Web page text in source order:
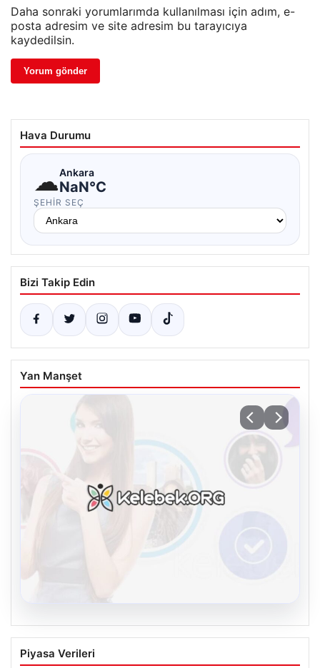
Daha sonraki yorumlarımda kullanılması için adım, e-
posta adresim ve site adresim bu tarayıcıya
kaydedilsin.
Hava Durumu
☁Ankara
NaN°C
ŞEHIR SEÇ
Bizi Takip Edin
Yan Manşet
08.08.2026
Kelebek.Org İle Dijital İletişimin Seviyeli
Adresi Ve Chat Deneyimi
Piyasa Verileri